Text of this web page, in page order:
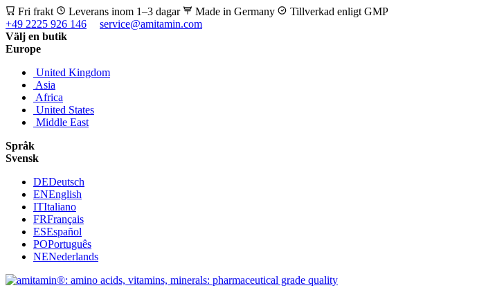
Fri frakt Leverans inom 1–3 dagar Made in Germany
Tillverkad enligt GMP
+49 2225 926 146
service@amitamin.com
Välj en butik
Europe
United Kingdom
Asia
Africa
United States
Middle East
Språk
Svensk
DEDeutsch
ENEnglish
ITItaliano
FRFrançais
ESEspañol
POPortuguês
NENederlands